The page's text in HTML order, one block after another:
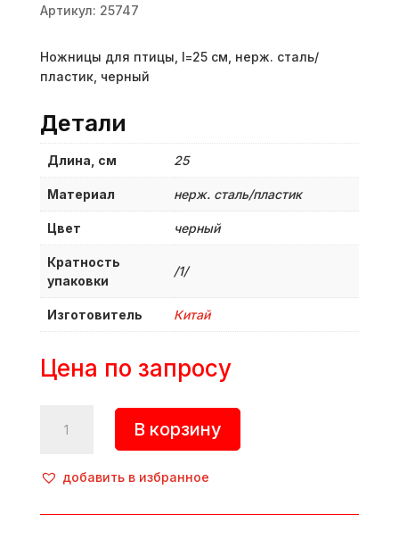
Артикул: 25747
Ножницы для птицы, l=25 см, нерж. сталь/
пластик, черный
Детали
Длина, см 25
Материал нерж. сталь/пластик
Цвет черный
Кратность
упаковки
/1/
Изготовитель Китай
Цена по запросу
товара
для
l=25
В корзину
добавить в избранное